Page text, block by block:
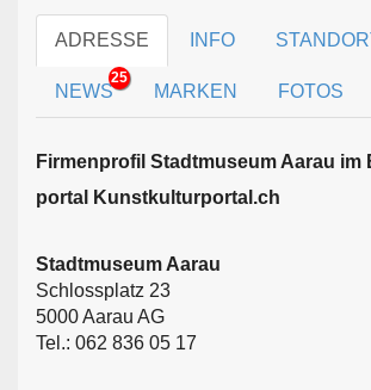
ADRESSE INFO
NEWS
25
MARKEN FOTOS
Firmen­profil Stadtmuseum Aarau
portal Kunstkulturportal.ch
Stadtmuseum Aarau
Schlossplatz 23
5000 Aarau AG
Tel.: 062 836 05 17